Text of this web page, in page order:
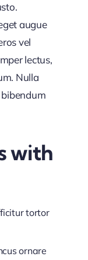
augue
vel
lectus,
Nulla
with
tortor
ornare